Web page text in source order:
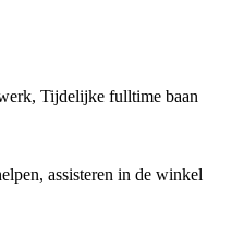
Tijdelijke fulltime baan
assisteren in de winkel